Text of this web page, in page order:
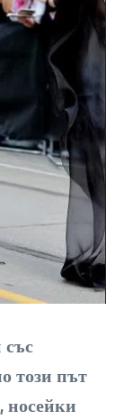
със
този път
носейки